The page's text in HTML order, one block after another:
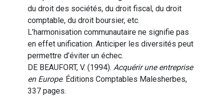
du droit des sociétés, du droit fiscal, du droit
comptable, du droit boursier, etc.
L’harmonisation communautaire ne signifie pas
en effet unification. Anticiper les diversités peut
permettre d’éviter un échec.
DE BEAUFORT, V. (1994). Acquérir une entreprise
en Europe. Éditions Comptables Malesherbes,
337 pages.